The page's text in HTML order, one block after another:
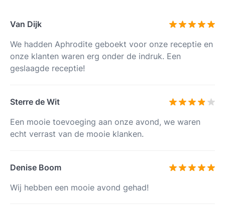
Van Dijk
We hadden Aphrodite geboekt voor onze receptie en
onze klanten waren erg onder de indruk. Een
geslaagde receptie!
Sterre de Wit
Een mooie toevoeging aan onze avond, we waren
echt verrast van de mooie klanken.
Denise Boom
Wij hebben een mooie avond gehad!